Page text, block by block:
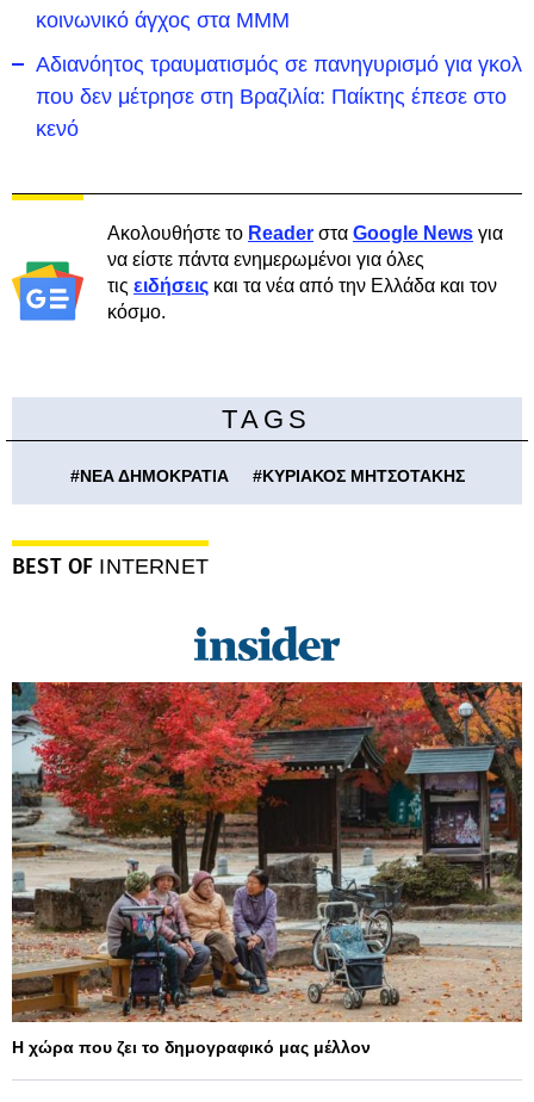
κοινωνικό άγχος στα ΜΜΜ
Αδιανόητος τραυματισμός σε πανηγυρισμό για γκολ
που δεν μέτρησε στη Βραζιλία: Παίκτης έπεσε στο
κενό
Ακολουθήστε το Reader στα Google News για
να είστε πάντα ενημερωμένοι για όλες
τις ειδήσεις και τα νέα από την Ελλάδα και τον
κόσμο.
TAGS
#ΝΕΑ ΔΗΜΟΚΡΑΤΙΑ #ΚΥΡΙΑΚΟΣ ΜΗΤΣΟΤΑΚΗΣ
BEST OF INTERNET
Η χώρα που ζει το δημογραφικό μας μέλλον